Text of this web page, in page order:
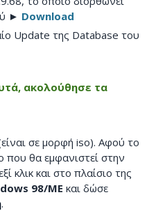
► Download
Update της Database του
ακολούθησε τα
σε μορφή iso). Αφού το
που θα εμφανιστεί στην
κλικ και στο πλαίσιο της
98/ME και δώσε
.